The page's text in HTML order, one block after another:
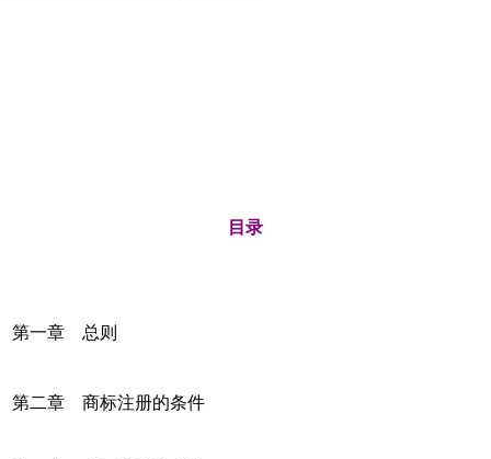
目录
第一章 总则
第二章 商标注册的条件